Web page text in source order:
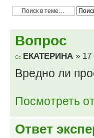
Вопрос
ЕКАТЕРИНА »
Вредно ли
Посмотреть
Ответ